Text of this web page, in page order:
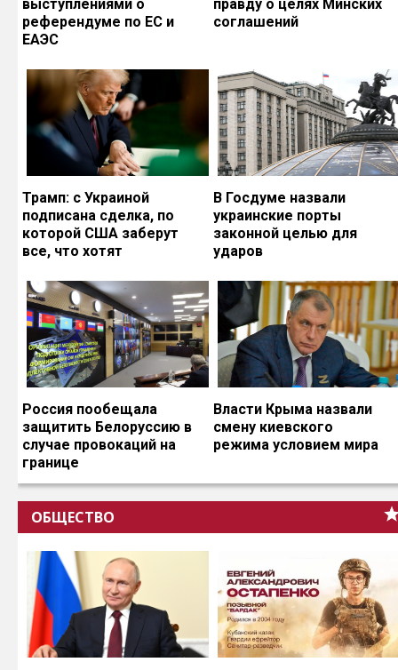
выступлениями о
референдуме по ЕС и
ЕАЭС
правду о целях Минских
соглашений
Трамп: с Украиной
подписана сделка, по
которой США заберут
все, что хотят
В Госдуме назвали
украинские порты
законной целью для
ударов
Россия пообещала
защитить Белоруссию в
случае провокаций на
границе
Власти Крыма назвали
смену киевского
режима условием мира
ОБЩЕСТВО